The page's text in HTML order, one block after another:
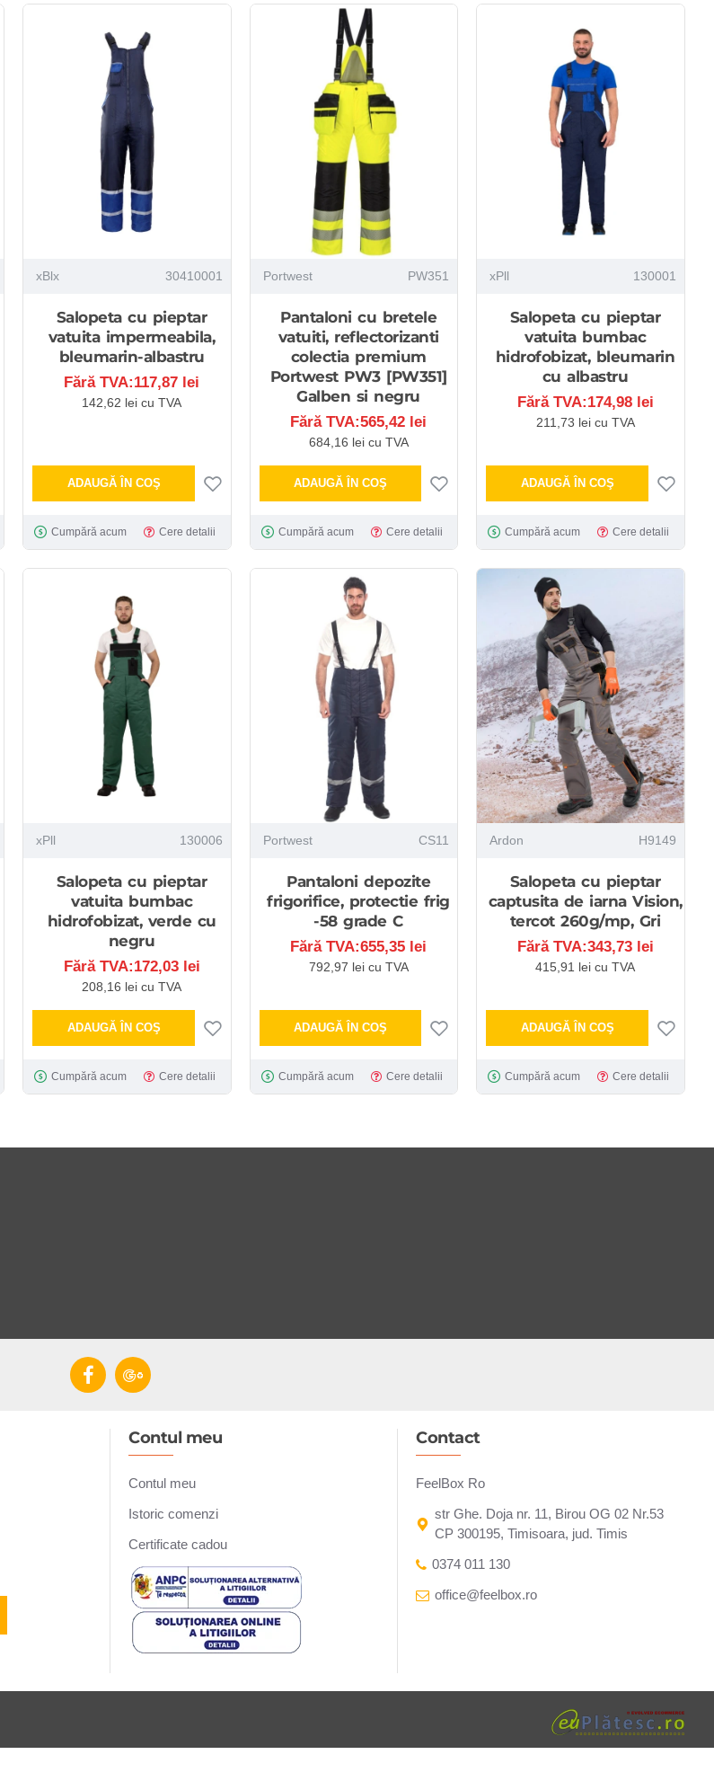
xBlx 30410001
Salopeta cu pieptar
vatuita impermeabila,
bleumarin-albastru
Fără TVA:117,87 lei
142,62 lei cu TVA
ADAUGĂ ÎN COŞ
Cumpără acum Cere detalii
Portwest PW351
Pantaloni cu bretele
vatuiti, reflectorizanti
colectia premium
Portwest PW3 [PW351]
Galben si negru
Fără TVA:565,42 lei
684,16 lei cu TVA
ADAUGĂ ÎN COŞ
Cumpără acum Cere detalii
xPll 130001
Salopeta cu pieptar
vatuita bumbac
hidrofobizat, bleumarin
cu albastru
Fără TVA:174,98 lei
211,73 lei cu TVA
ADAUGĂ ÎN COŞ
Cumpără acum Cere detalii
xPll 130006
Salopeta cu pieptar
vatuita bumbac
hidrofobizat, verde cu
negru
Fără TVA:172,03 lei
208,16 lei cu TVA
ADAUGĂ ÎN COŞ
Cumpără acum Cere detalii
Portwest CS11
Pantaloni depozite
frigorifice, protectie frig
-58 grade C
Fără TVA:655,35 lei
792,97 lei cu TVA
ADAUGĂ ÎN COŞ
Cumpără acum Cere detalii
Ardon H9149
Salopeta cu pieptar
captusita de iarna Vision,
tercot 260g/mp, Gri
Fără TVA:343,73 lei
415,91 lei cu TVA
ADAUGĂ ÎN COŞ
Cumpără acum Cere detalii
Contul meu
Contul meu
Istoric comenzi
Certificate cadou
Contact
FeelBox Ro
str Ghe. Doja nr. 11, Birou OG 02 Nr.53
CP 300195, Timisoara, jud. Timis
0374 011 130
office@feelbox.ro